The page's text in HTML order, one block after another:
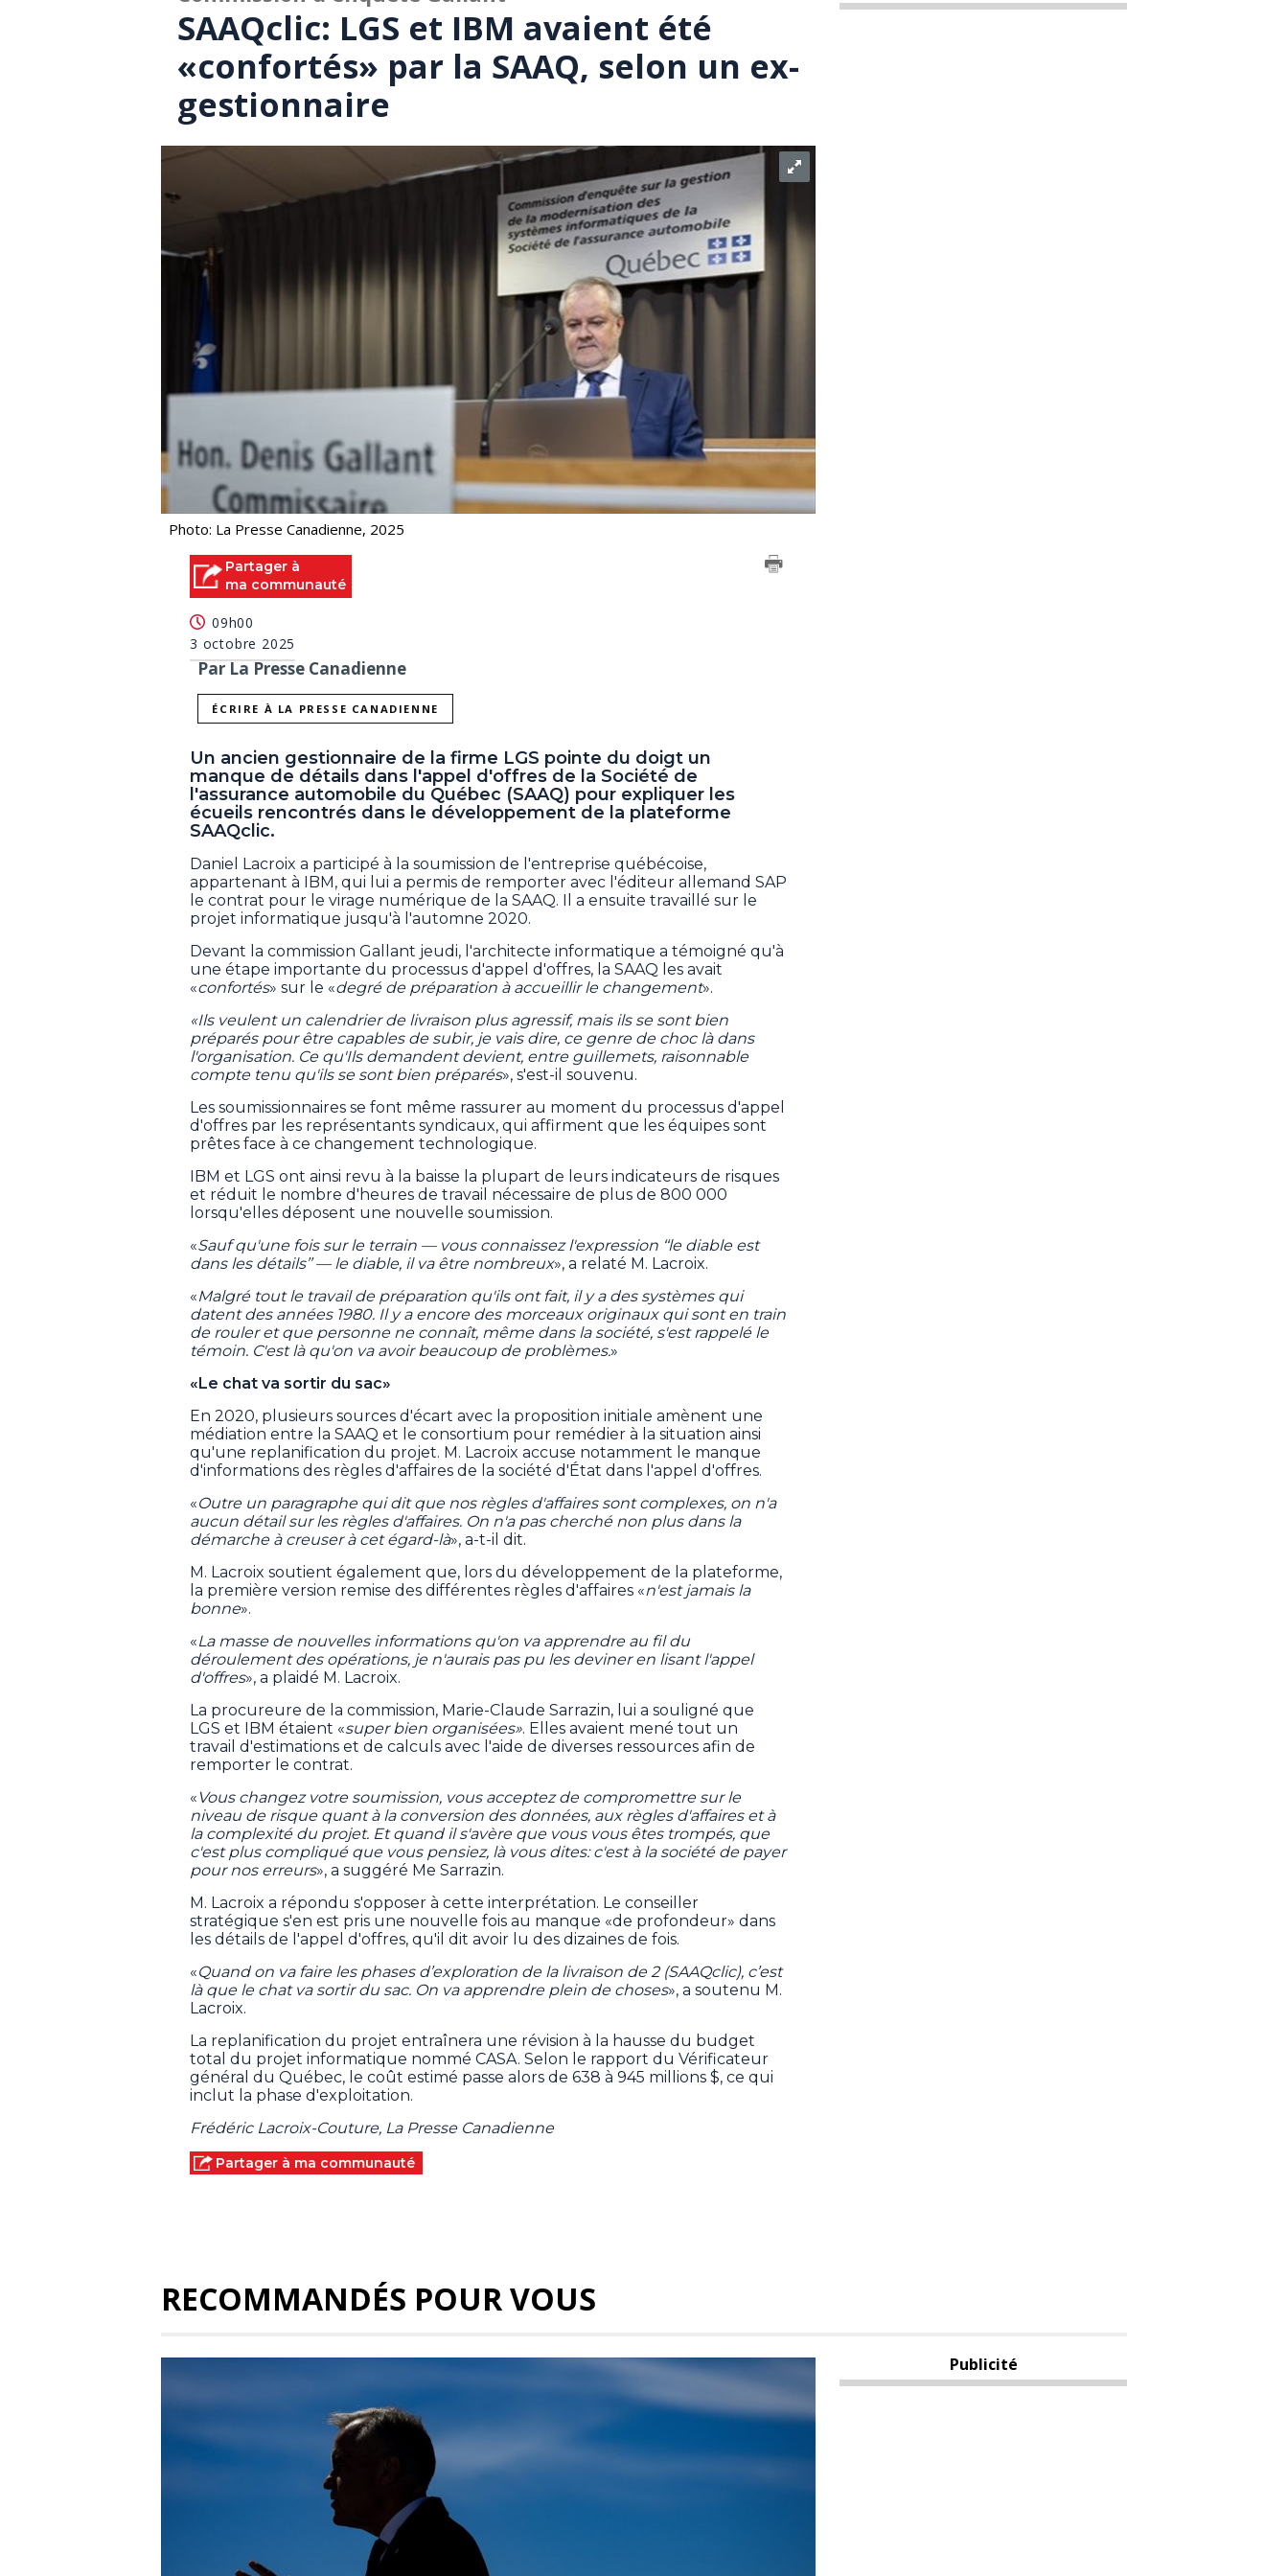
SAAQclic: LGS et IBM avaient été
«confortés» par la SAAQ, selon un ex-
gestionnaire
Photo: La Presse Canadienne, 2025
Partager à
ma communauté
09h00
3 octobre 2025
Par La Presse Canadienne
ÉCRIRE À LA PRESSE CANADIENNE
Un ancien gestionnaire de la firme LGS pointe du doigt un
manque de détails dans l'appel d'offres de la Société de
l'assurance automobile du Québec (SAAQ) pour expliquer les
écueils rencontrés dans le développement de la plateforme
SAAQclic.
Daniel Lacroix a participé à la soumission de l'entreprise québécoise,
appartenant à IBM, qui lui a permis de remporter avec l'éditeur allemand SAP
le contrat pour le virage numérique de la SAAQ. Il a ensuite travaillé sur le
projet informatique jusqu'à l'automne 2020.
Devant la commission Gallant jeudi, l'architecte informatique a témoigné qu'à
une étape importante du processus d'appel d'offres, la SAAQ les avait
«confortés» sur le «degré de préparation à accueillir le changement».
«Ils veulent un calendrier de livraison plus agressif, mais ils se sont bien
préparés pour être capables de subir, je vais dire, ce genre de choc là dans
l'organisation. Ce qu'Ils demandent devient, entre guillemets, raisonnable
compte tenu qu'ils se sont bien préparés», s'est-il souvenu.
Les soumissionnaires se font même rassurer au moment du processus d'appel
d'offres par les représentants syndicaux, qui affirment que les équipes sont
prêtes face à ce changement technologique.
IBM et LGS ont ainsi revu à la baisse la plupart de leurs indicateurs de risques
et réduit le nombre d'heures de travail nécessaire de plus de 800 000
lorsqu'elles déposent une nouvelle soumission.
«Sauf qu'une fois sur le terrain — vous connaissez l'expression ‘‘le diable est
dans les détails’’ — le diable, il va être nombreux», a relaté M. Lacroix.
«Malgré tout le travail de préparation qu'ils ont fait, il y a des systèmes qui
datent des années 1980. Il y a encore des morceaux originaux qui sont en train
de rouler et que personne ne connaît, même dans la société, s'est rappelé le
témoin. C'est là qu'on va avoir beaucoup de problèmes.»
«Le chat va sortir du sac»
En 2020, plusieurs sources d'écart avec la proposition initiale amènent une
médiation entre la SAAQ et le consortium pour remédier à la situation ainsi
qu'une replanification du projet. M. Lacroix accuse notamment le manque
d'informations des règles d'affaires de la société d'État dans l'appel d'offres.
«Outre un paragraphe qui dit que nos règles d'affaires sont complexes, on n'a
aucun détail sur les règles d'affaires. On n'a pas cherché non plus dans la
démarche à creuser à cet égard-là», a-t-il dit.
M. Lacroix soutient également que, lors du développement de la plateforme,
la première version remise des différentes règles d'affaires «n'est jamais la
bonne».
«La masse de nouvelles informations qu'on va apprendre au fil du
déroulement des opérations, je n'aurais pas pu les deviner en lisant l'appel
d'offres», a plaidé M. Lacroix.
La procureure de la commission, Marie-Claude Sarrazin, lui a souligné que
LGS et IBM étaient «super bien organisées». Elles avaient mené tout un
travail d'estimations et de calculs avec l'aide de diverses ressources afin de
remporter le contrat.
« Vous changez votre soumission, vous acceptez de compromettre sur le
niveau de risque quant à la conversion des données, aux règles d'affaires et à
la complexité du projet. Et quand il s'avère que vous vous êtes trompés, que
c'est plus compliqué que vous pensiez, là vous dites: c'est à la société de payer
pour nos erreurs», a suggéré Me Sarrazin.
M. Lacroix a répondu s'opposer à cette interprétation. Le conseiller
stratégique s'en est pris une nouvelle fois au manque «de profondeur» dans
les détails de l'appel d'offres, qu'il dit avoir lu des dizaines de fois.
«Quand on va faire les phases d’exploration de la livraison de 2 (SAAQclic), c’est
là que le chat va sortir du sac. On va apprendre plein de choses», a soutenu M.
Lacroix.
La replanification du projet entraînera une révision à la hausse du budget
total du projet informatique nommé CASA. Selon le rapport du Vérificateur
général du Québec, le coût estimé passe alors de 638 à 945 millions $, ce qui
inclut la phase d'exploitation.
Frédéric Lacroix-Couture, La Presse Canadienne
Partager à ma communauté
RECOMMANDÉS POUR VOUS
Publicité